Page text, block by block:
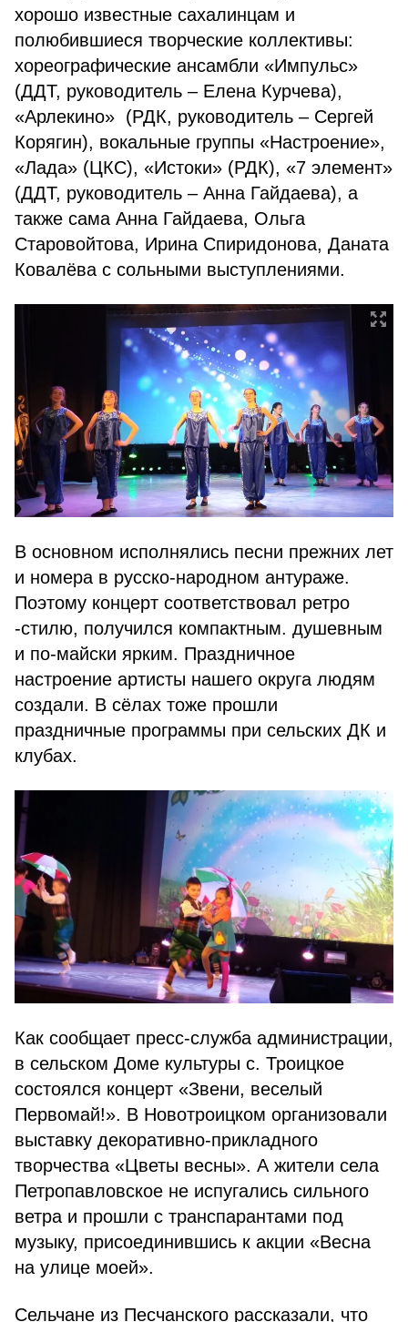
хорошо известные сахалинцам и
полюбившиеся творческие коллективы:
хореографические ансамбли «Импульс»
(ДДТ, руководитель – Елена Курчева),
«Арлекино» (РДК, руководитель – Сергей
Корягин), вокальные группы «Настроение»,
«Лада» (ЦКС), «Истоки» (РДК), «7 элемент»
(ДДТ, руководитель – Анна Гайдаева), а
также сама Анна Гайдаева, Ольга
Старовойтова, Ирина Спиридонова, Даната
Ковалёва с сольными выступлениями.
В основном исполнялись песни прежних лет
и номера в русско-народном антураже.
Поэтому концерт соответствовал ретро
-стилю, получился компактным. душевным
и по-майски ярким. Праздничное
настроение артисты нашего округа людям
создали. В сёлах тоже прошли
праздничные программы при сельских ДК и
клубах.
Как сообщает пресс-служба администрации,
в сельском Доме культуры с. Троицкое
состоялся концерт «Звени, веселый
Первомай!». В Новотроицком организовали
выставку декоративно-прикладного
творчества «Цветы весны». А жители села
Петропавловское не испугались сильного
ветра и прошли с транспарантами под
музыку, присоединившись к акции «Весна
на улице моей».
Сельчане из Песчанского рассказали, что